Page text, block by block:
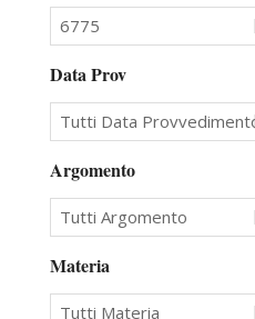
Data Prov
Argomento
Materia